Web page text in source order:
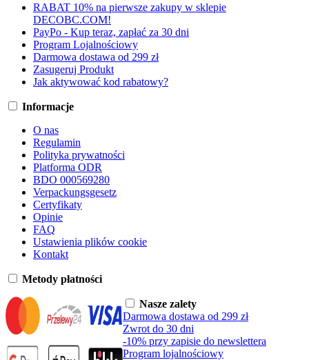
RABAT 10% na pierwsze zakupy w sklepie
DECOBC.COM!
PayPo - Kup teraz, zapłać za 30 dni
Program Lojalnościowy
Darmowa dostawa od 299 zł
Zasugeruj Produkt
Jak aktywować kod rabatowy?
Informacje
O nas
Regulamin
Polityka prywatności
Platforma ODR
BDO 000569280
Verpackungsgesetz
Certyfikaty
Opinie
FAQ
Ustawienia plików cookie
Kontakt
Metody płatności
Nasze zalety
Darmowa dostawa od 299 zł
Zwrot do 30 dni
-10% przy zapisie do newslettera
Program lojalnościowy